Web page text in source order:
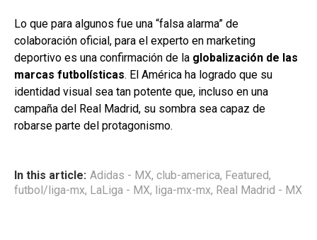
Lo que para algunos fue una “falsa alarma” de
colaboración oficial, para el experto en marketing
deportivo es una confirmación de la globalización de las
marcas futbolísticas. El América ha logrado que su
identidad visual sea tan potente que, incluso en una
campaña del Real Madrid, su sombra sea capaz de
robarse parte del protagonismo.
In this article: Adidas - MX, club-america, Featured,
futbol/liga-mx, LaLiga - MX, liga-mx-mx, Real Madrid - MX